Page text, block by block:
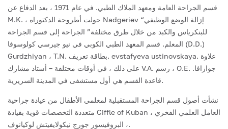
قسم الجراحة العامة ومعهد الملاك الطبي. في عام 1971 ، بعد الدفاع عن
M.K. ، حولت أطروحة الدكتوراه Nadgeriev “إزالة الوضع الوظيفي
للبنكرياس والكبد من خلال طرق مختلفة” الجراحة إلى قسم الجراحة
المعلم. قسم المعهد الطبي الكوبي في نيو جيرسي كولوسوفا (D.D.)
Gurdzhiyan ، T.N. بطاقة تعريف. evstafyeva ustinovskaya. علاوة
على ذلك ، في أوقات مختلفة – أستاذ مشارك V.A. رسم ، O.E. جوازافا.
قاعدة القسم هي أول مستشفى في المدينة السريرية.
نشأت أصول قسم الجراحة المستقبلية لمعلمي الأطفال من عيادة جراحية
متعددة التخصصات قوية بقيادة Ciffle of Kuban ، العامل العلمي الفخري
، البروفيسور جورج نيكولايفيتش لوكيانوف.